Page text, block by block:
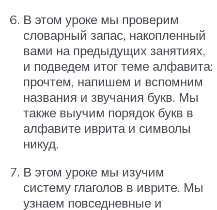
В этом уроке мы проверим
словарный запас, накопленный
вами на предыдущих занятиях,
и подведем итог теме алфавита:
прочтем, напишем и вспомним
названия и звучания букв. Мы
также выучим порядок букв в
алфавите иврита и символы
никуд.
В этом уроке мы изучим
систему глаголов в иврите. Мы
узнаем повседневные и